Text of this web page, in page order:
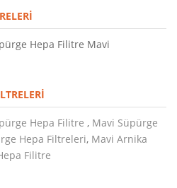
Hepa Filitre Mavi
Hepa Filitre , Mavi Süpürge
Hepa Filtreleri, Mavi Arnika
Filitre